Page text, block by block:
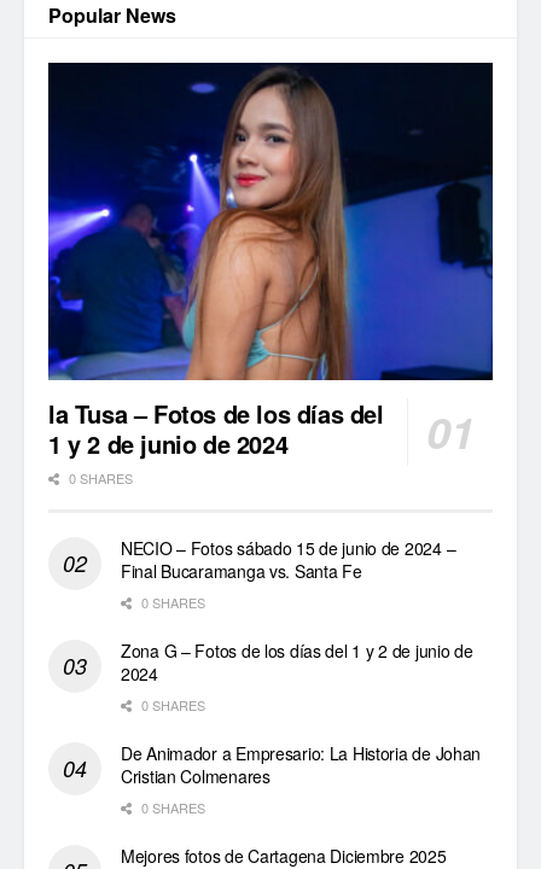
Popular News
la Tusa – Fotos de los días del
1 y 2 de junio de 2024
0 SHARES
NECIO – Fotos sábado 15 de junio de 2024 –
Final Bucaramanga vs. Santa Fe
0 SHARES
Zona G – Fotos de los días del 1 y 2 de junio de
2024
0 SHARES
De Animador a Empresario: La Historia de Johan
Cristian Colmenares
0 SHARES
Mejores fotos de Cartagena Diciembre 2025